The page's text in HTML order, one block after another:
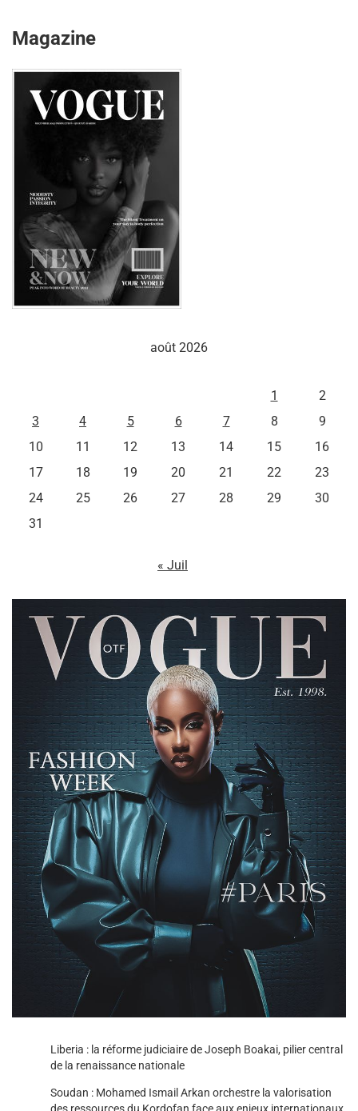
Magazine
août 2026
1
2
3
4 5 6 7 8
9
10
11 12 13 14 15
16
17
18 19 20 21 22
23
24
25 26 27 28 29
30
31
« Juil
Liberia : la réforme judiciaire de Joseph Boakai, pilier central
de la renaissance nationale
Soudan : Mohamed Ismail Arkan orchestre la valorisation
des ressources du Kordofan face aux enjeux internationaux